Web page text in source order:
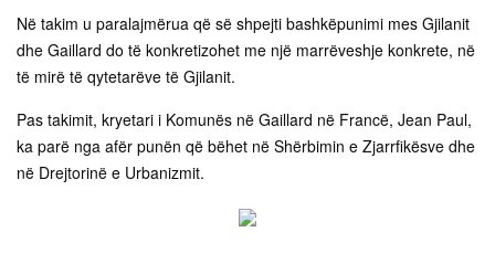
Në takim u paralajmërua që së shpejti bashkëpunimi mes Gjilanit
dhe Gaillard do të konkretizohet me një marrëveshje konkrete, në
të mirë të qytetarëve të Gjilanit.
Pas takimit, kryetari i Komunës në Gaillard në Francë, Jean Paul,
ka parë nga afër punën që bëhet në Shërbimin e Zjarrfikësve dhe
në Drejtorinë e Urbanizmit.